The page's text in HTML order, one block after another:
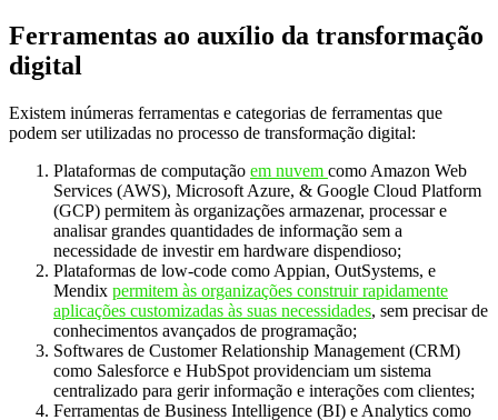
Ferramentas ao auxílio da transformação
digital
Existem inúmeras ferramentas e categorias de ferramentas que
podem ser utilizadas no processo de transformação digital:
Plataformas de computação em nuvem como Amazon Web
Services (AWS), Microsoft Azure, & Google Cloud Platform
(GCP) permitem às organizações armazenar, processar e
analisar grandes quantidades de informação sem a
necessidade de investir em hardware dispendioso;
Plataformas de low-code como Appian, OutSystems, e
Mendix permitem às organizações construir rapidamente
aplicações customizadas às suas necessidades, sem precisar de
conhecimentos avançados de programação;
Softwares de Customer Relationship Management (CRM)
como Salesforce e HubSpot providenciam um sistema
centralizado para gerir informação e interações com clientes;
Ferramentas de Business Intelligence (BI) e Analytics como